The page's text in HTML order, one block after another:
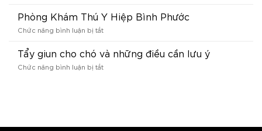
Doha
bán
đại
lý
khám
y
Phòng Khám Thú Y Hiệp Bình Phước
Chức năng bình luận bị tắtở
Khám
Thú
Y
Tẩy giun cho chó và những điều cần lưu ý
Chức năng bình luận bị tắtở
những